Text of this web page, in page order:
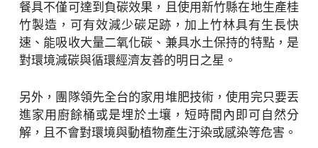
餐具不僅可達到負碳效果，且使用新竹縣在地生產桂
竹製造，可有效減少碳足跡，加上竹林具有生長快
速、能吸收大量二氧化碳、兼具水土保持的特點，是
對環境減碳與循環經濟友善的明日之星。
另外，團隊領先全台的家用堆肥技術，使用完只要丟
進家用廚餘桶或是埋於土壤，短時間內即可自然分
解，且不會對環境與動植物產生汙染或感染等危害。